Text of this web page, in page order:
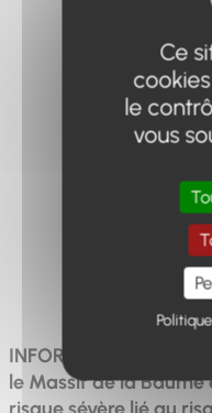
Distance
15.2km
INFORMATION :
le Massif de la
risque sévère lié au
Ce
le
vous